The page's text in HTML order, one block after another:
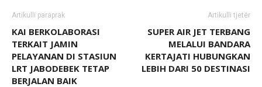
Artikulli paraprak
KAI BERKOLABORASI
TERKAIT JAMIN
PELAYANAN DI STASIUN
LRT JABODEBEK TETAP
BERJALAN BAIK
Artikulli tjetër
SUPER AIR JET TERBANG
MELALUI BANDARA
KERTAJATI HUBUNGKAN
LEBIH DARI 50 DESTINASI